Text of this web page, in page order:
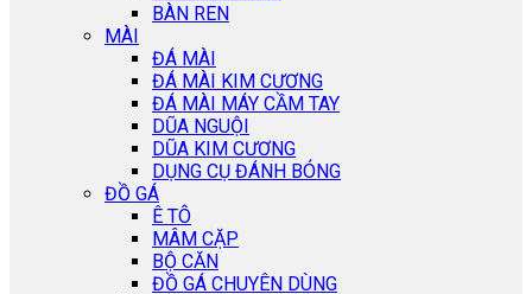
BÀN REN
MÀI
ĐÁ MÀI
ĐÁ MÀI KIM CƯƠNG
ĐÁ MÀI MÁY CẦM TAY
DŨA NGUỘI
DŨA KIM CƯƠNG
DỤNG CỤ ĐÁNH BÓNG
ĐỒ GÁ
Ê TÔ
MÂM CẶP
BỘ CĂN
ĐỒ GÁ CHUYÊN DÙNG